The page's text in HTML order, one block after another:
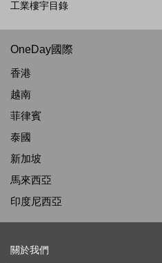
工業樓宇目錄
OneDay國際
香港
越南
菲律賓
泰國
新加坡
馬來西亞
印度尼西亞
關於我們